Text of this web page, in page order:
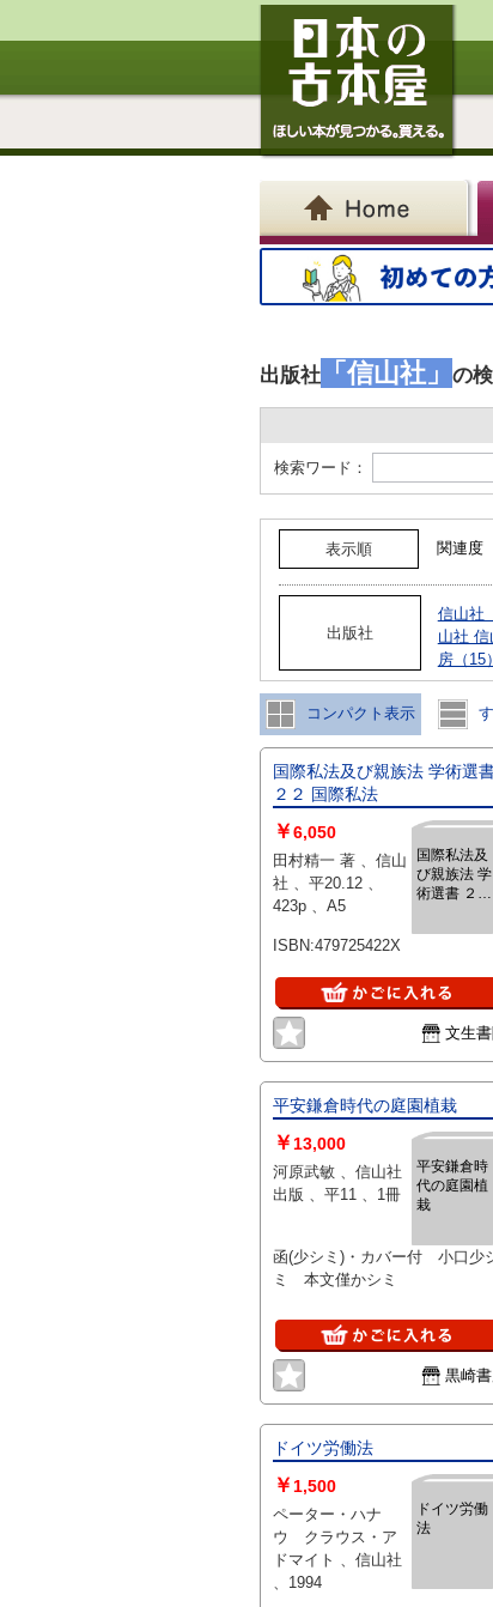
出版社 「信山社」 の
検索ワード：
表示順 関連度
出版社
信山社
山社 信
房（15）
コンパクト表示
国際私法及び親族法 学術選
２２ 国際私法
国際私法及
び親族法 学
術選書 ２２
￥6,050
田村精一 著 、信山
社 、平20.12 、
423p 、A5
ISBN:479725422X
文生
平安鎌倉時代の庭園植栽
平安鎌倉時
代の庭園植
栽
￥ 13,000
河原武敏 、信山社
出版 、平11 、1冊
函(少シミ)・カバー付 小口少
ミ 本文僅かシミ
黒崎
ドイツ労働法
ドイツ労働
法
￥1,500
ペーター・ハナ
ウ クラウス・ア
ドマイト 、信山社
、1994